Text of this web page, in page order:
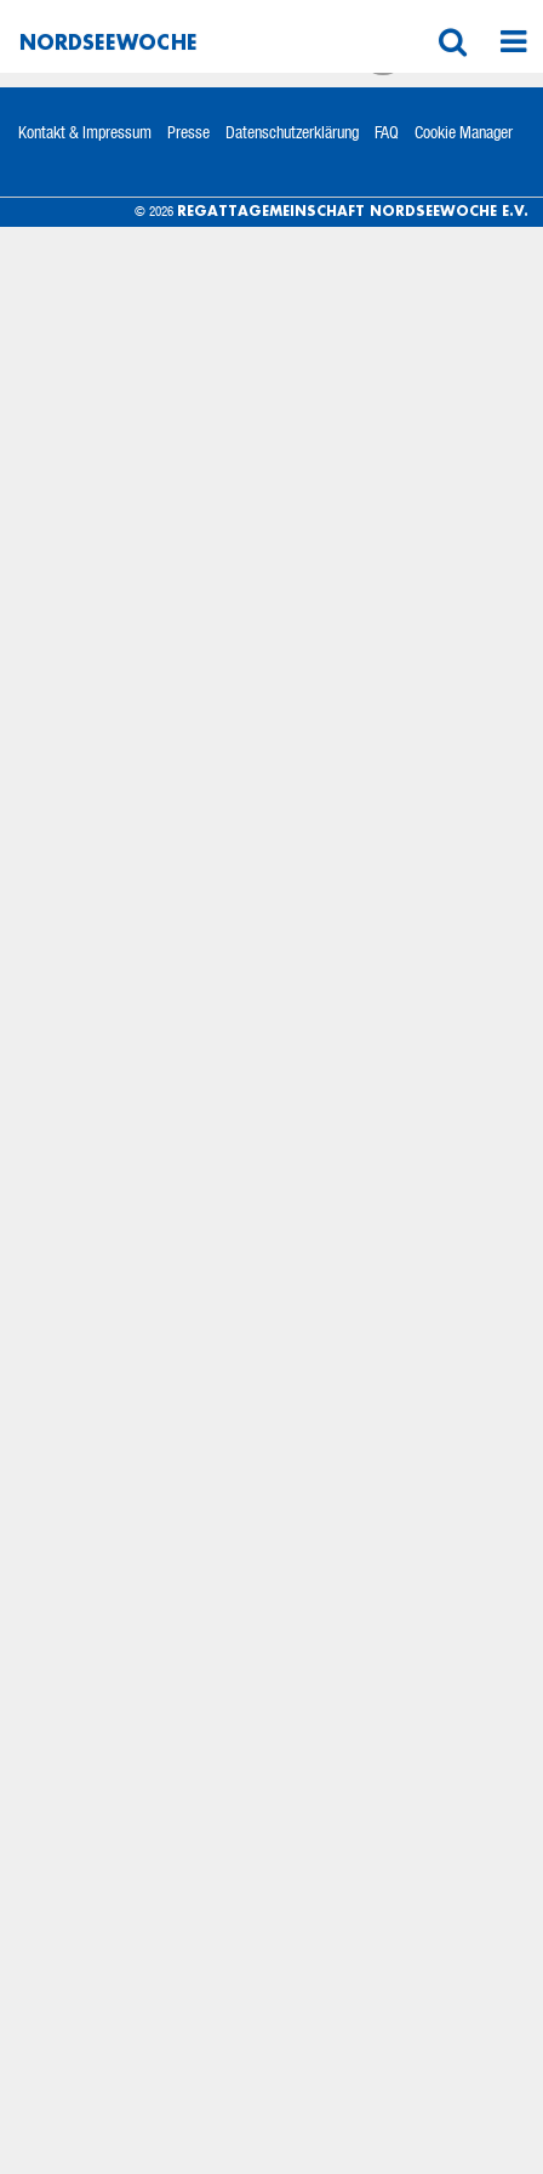
NORDSEEWOCHE
Kontakt & Impressum Presse Datenschutzerklärung FAQ Cookie Manager
© 2026 REGATTAGEMEINSCHAFT NORDSEEWOCHE E.V.